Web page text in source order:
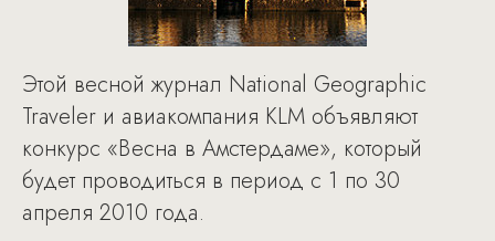
Этой весной журнал National Geographic
Traveler и авиакомпания KLM объявляют
конкурс «Весна в Амстердаме», который
будет проводиться в период с 1 по 30
апреля 2010 года.